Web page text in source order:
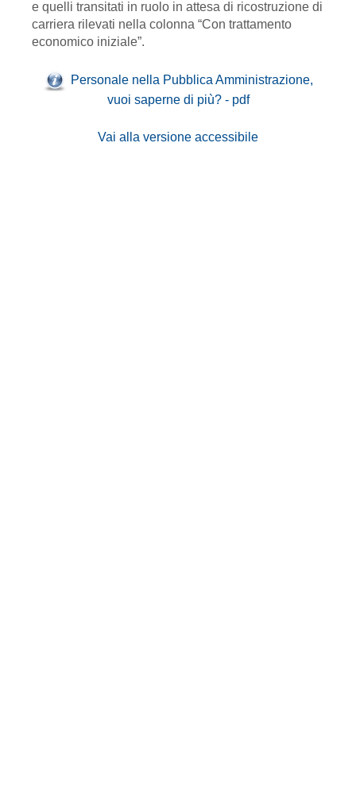
e quelli transitati in ruolo in attesa di ricostruzione di
carriera rilevati nella colonna “Con trattamento
economico iniziale”.
Personale nella Pubblica Amministrazione,
vuoi saperne di più? - pdf
Vai alla versione accessibile